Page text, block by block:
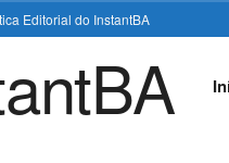
Editorial do InstantBA